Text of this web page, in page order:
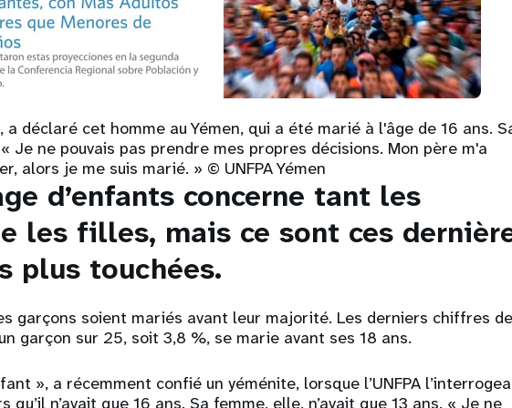
déclaré cet homme au Yémen, qui a été marié à l'âge de 16 ans.
Je ne pouvais pas prendre mes propres décisions. Mon père m'a
alors je me suis marié. » © UNFPA Yémen
d’enfants concerne tant les
les filles, mais ce sont ces
plus touchées.
garçons soient mariés avant leur majorité. Les derniers chiffres de
garçon sur 25, soit 3,8 %, se marie avant ses 18 ans.
», a récemment confié un yéménite, lorsque l’UNFPA l’interrogea
qu’il n’avait que 16 ans. Sa femme, elle, n’avait que 13 ans. « Je ne